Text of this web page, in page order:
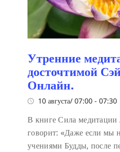
Утренние
досточтимой
Онлайн.
10 августа/ 07:00 - 07:30
В книге Сила
говорит: «Даже если мы
учениями Будды, после